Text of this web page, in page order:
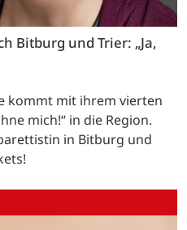
Bitburg und Trier: „Ja,
kommt mit ihrem vierten
mich!“ in die Region.
in Bitburg und